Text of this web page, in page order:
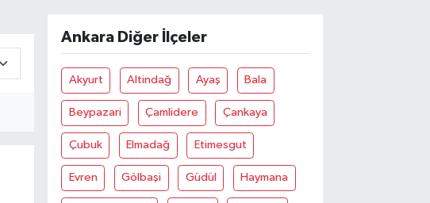
Ankara Diğer İlçeler
Akyurt Altindağ Ayaş Bala
Beypazari Çamlidere Çankaya
Çubuk Elmadağ Etimesgut
Evren Gölbaşi Güdül Haymana